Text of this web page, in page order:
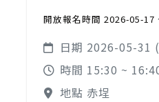
開放報名時間 2026-05-17
日期 2026-05-31
時間 15:30 ~
地點 赤埕